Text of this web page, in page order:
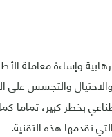
وإساءة معاملة
والتجسس على
بخطر كبير، تماما
تقدمها هذه التقنية.